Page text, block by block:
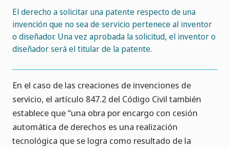
El derecho a solicitar una patente respecto de una
invención que no sea de servicio pertenece al inventor
o diseñador. Una vez aprobada la solicitud, el inventor o
diseñador será el titular de la patente.
En el caso de las creaciones de invenciones de
servicio, el artículo 847.2 del Código Civil también
establece que “una obra por encargo con cesión
automática de derechos es una realización
tecnológica que se logra como resultado de la